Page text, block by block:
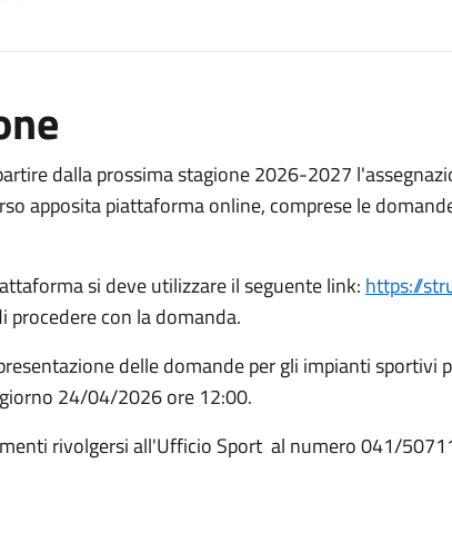
dalla prossima stagione 2026-2027
apposita piattaforma online, comprese le
si deve utilizzare il seguente link: https://
procedere con la domanda.
delle domande per gli impianti
24/04/2026 ore 12:00.
rivolgersi all'Ufficio Sport al numero 041/